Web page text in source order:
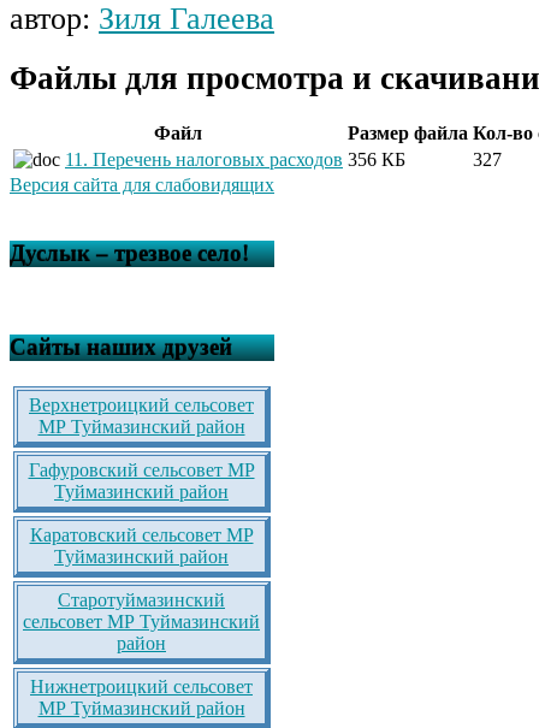
автор: Зиля Галеева
Файлы для просмотра и
Файл Размер файла Кол-во
11. Перечень налоговых расходов 356 КБ
327
Версия сайта для слабовидящих
Дуслык – трезвое село!
Сайты наших друзей
Верхнетроицкий сельсовет
МР Туймазинский район
Гафуровский сельсовет МР
Туймазинский район
Каратовский сельсовет МР
Туймазинский район
Старотуймазинский
сельсовет МР Туймазинский
район
Нижнетроицкий сельсовет
МР Туймазинский район